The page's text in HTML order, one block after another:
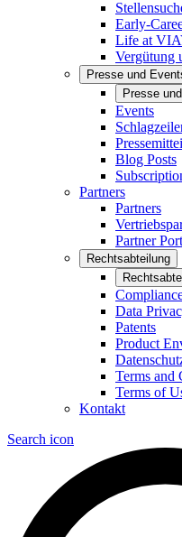
Early-
Life at
Vergütung
Presse und
Presse
Events
Blog Posts
Partners
Partners
Partner
Rechtsabteilung
Data
Patents
Product
Terms and
Terms of
Kontakt
Search icon